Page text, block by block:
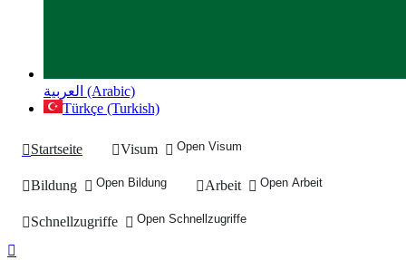
العربية (Arabic)
Türkçe (Turkish)
Startseite Visum Open Visum
Bildung Open Bildung Arbeit Open Arbeit
Schnellzugriffe Open Schnellzugriffe